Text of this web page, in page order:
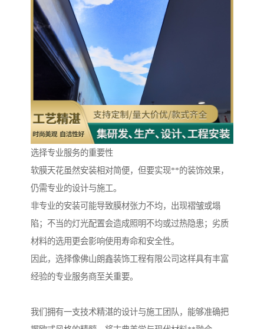
选择专业服务的重要性
软膜天花虽然安装相对简便，但要实现**的装饰效果，
仍需专业的设计与施工。
非专业的安装可能导致膜材张力不均，出现褶皱或塌
陷；不当的灯光配置会造成照明不均或过热隐患；劣质
材料的选用更会影响使用寿命和安全性。
因此，选择像佛山朗鑫装饰工程有限公司这样具有丰富
经验的专业服务商至关重要。
我们拥有一支技术精湛的设计与施工团队，能够准确把